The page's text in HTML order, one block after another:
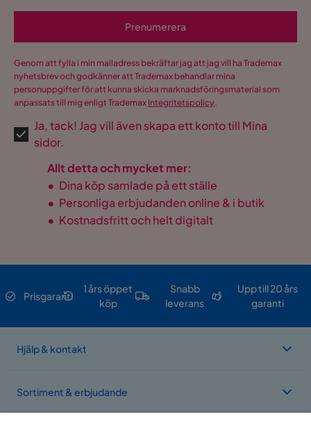
Prenumerera
Genom att fylla i min mailadress bekräftar jag att jag vill ha Trademax
nyhetsbrev och godkänner att Trademax behandlar mina
personuppgifter för att kunna skicka marknadsföringsmaterial som
anpassats till mig enligt Trademax Integritetspolicy.
Ja, tack! Jag vill även skapa ett konto till Mina
sidor.
Allt detta och mycket mer:
• Dina köp samlade på ett ställe
• Personliga erbjudanden online & i butik
• Kostnadsfritt och helt digitalt
Prisgaranti
1 års öppet
köp
Snabb
leverans
Upp till 20 års
garanti
Hjälp & kontakt
Sortiment & erbjudande